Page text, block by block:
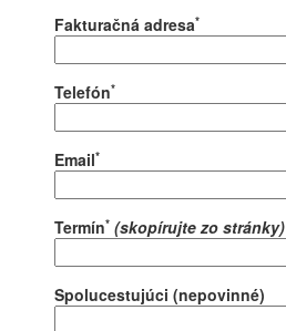
Fakturačná adresa*
Telefón*
Email*
Termín* (skopírujte zo stránky)
Spolucestujúci (nepovinné)